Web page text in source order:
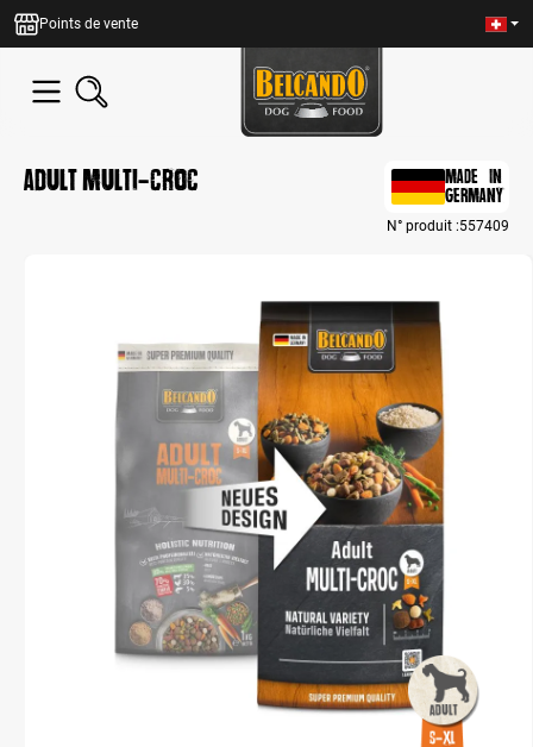
principal
Points de vente
Adult Multi-Croc
MADE IN
GERMANY
N° produit :557409